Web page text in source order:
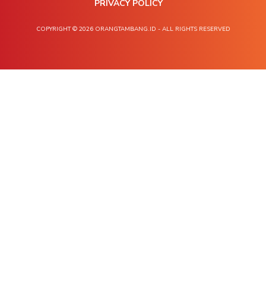
PRIVACY POLICY
COPYRIGHT © 2026 ORANGTAMBANG.ID - ALL RIGHTS RESERVED